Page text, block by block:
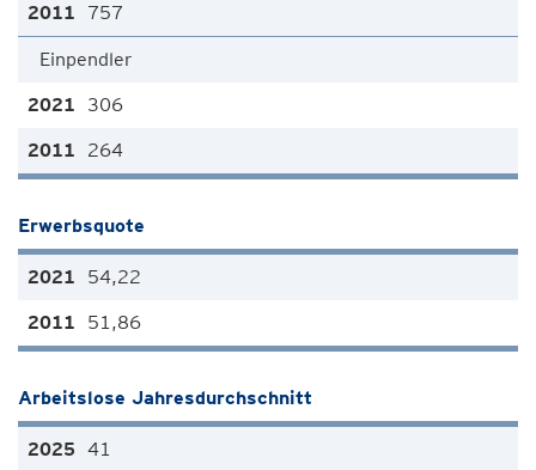
757
Einpendler
306
264
Erwerbsquote
54,22
51,86
Arbeitslose Jahresdurchschnitt
41